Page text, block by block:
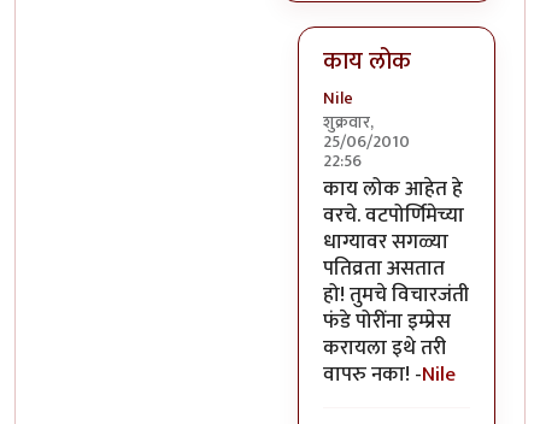
काय लोक
Nile
शुक्रवार,
25/06/2010
22:56
In reply toअसेच काही नाही
काय लोक आहेत हे
वरचे. वटपोर्णिमेच्या
धाग्यावर सगळ्या
पतिव्रता असतात
हो! तुमचे विचारजंती
फंडे पोरींना इम्प्रेस
करायला इथे तरी
वापरु नका! -Nile